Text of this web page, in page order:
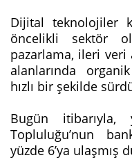
Dijital teknolojiler
öncelikli sektör
pazarlama, ileri
alanlarında
hızlı bir şekilde
Bugün itibarıyla,
Topluluğu’nun
yüzde 6’ya ulaşmış